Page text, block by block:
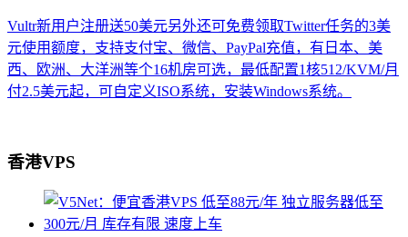
Vultr新用户注册送50美元另外还可免费领取Twitter任务的3美
元使用额度，支持支付宝、微信、PayPal充值，有日本、美
西、欧洲、大洋洲等个16机房可选，最低配置1核512/KVM/月
付2.5美元起，可自定义ISO系统，安装Windows系统。
香港VPS